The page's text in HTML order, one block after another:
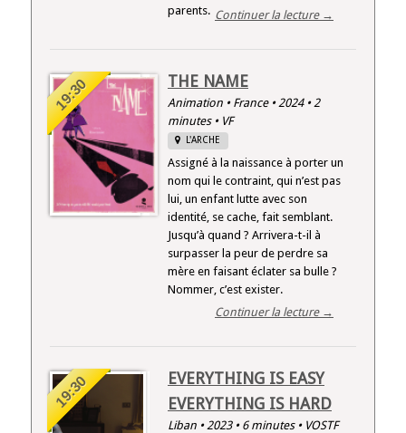
parents. Continuer la lecture →
19:30 THE NAME
Animation • France • 2024 • 2
minutes • VF
L'ARCHE
Assigné à la naissance à porter un
nom qui le contraint, qui n’est pas
lui, un enfant lutte avec son
identité, se cache, fait semblant.
Jusqu’à quand ? Arrivera-t-il à
surpasser la peur de perdre sa
mère en faisant éclater sa bulle ?
Nommer, c’est exister.
Continuer la lecture →
19:30
EVERYTHING IS EASY
EVERYTHING IS HARD
Liban • 2023 • 6 minutes • VOSTF